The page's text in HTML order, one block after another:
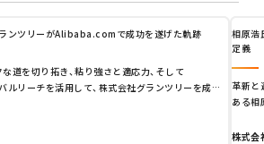
ンツリーがAlibaba.comで成功を遂げた軌跡
道を切り拓き、粘り強さと適応力、そして
リーチを活用して、株式会社グランツリーを成功
の物語は、Eコマースの変革力を示す証となってい
相原浩
定義
革新と
ある相
イズネ
株式会